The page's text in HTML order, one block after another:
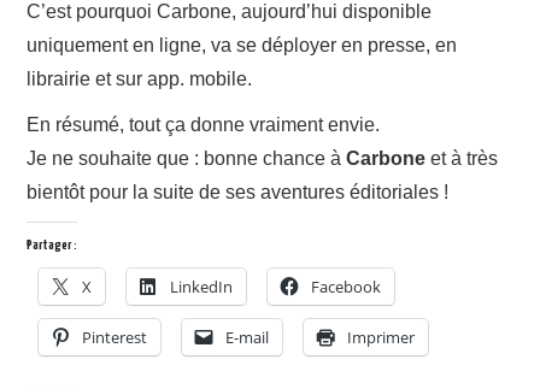
C’est pourquoi Carbone, aujourd’hui disponible
uniquement en ligne, va se déployer en presse, en
librairie et sur app. mobile.
En résumé, tout ça donne vraiment envie.
Je ne souhaite que : bonne chance àCarbone et à très
bientôt pour la suite de ses aventures éditoriales !
Partager :
X LinkedIn Facebook
Pinterest E-mail Imprimer